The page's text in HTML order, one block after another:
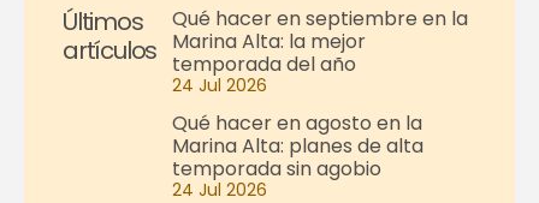
Últimos
artículos
Qué hacer en septiembre en la
Marina Alta: la mejor
temporada del año
24 Jul 2026
Qué hacer en agosto en la
Marina Alta: planes de alta
temporada sin agobio
24 Jul 2026